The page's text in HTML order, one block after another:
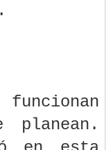
planean.